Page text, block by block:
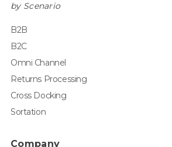
by Scenario
B2B
B2C
Omni Channel
Returns Processing
Cross Docking
Sortation
Company